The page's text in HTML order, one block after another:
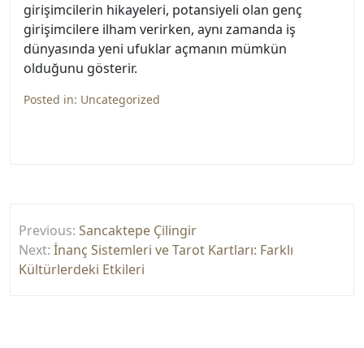
girişimcilerin hikayeleri, potansiyeli olan genç
girişimcilere ilham verirken, aynı zamanda iş
dünyasında yeni ufuklar açmanın mümkün
olduğunu gösterir.
Posted in: Uncategorized
gezinmesi
Previous: Sancaktepe Çilingir
Next: İnanç Sistemleri ve Tarot Kartları: Farklı
Kültürlerdeki Etkileri